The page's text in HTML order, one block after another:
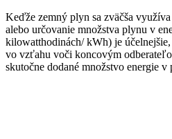
Keďže zemný plyn sa zväčša
alebo určovanie množstva plynu v
kilowatthodinách/ kWh) je
vo vzťahu voči koncovým
skutočne dodané množstvo energie v